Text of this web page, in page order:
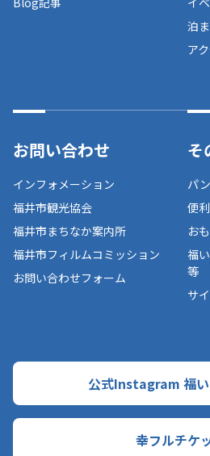
泊
ア
お問い合わせ
インフォメーション
福井市観光協会
福井市まちなか案内所
福井市フィルムコミッション
お問い合わせフォーム
そ
パ
便
お
福
等
サ
公式Instagram 福
幸フルチケ